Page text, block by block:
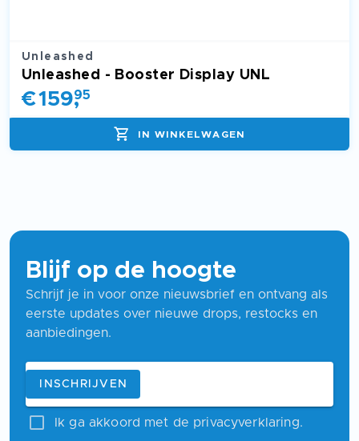
Unleashed
Unleashed - Booster Display UNL
€159,
95
IN WINKELWAGEN
Blijf op de hoogte
Schrijf je in voor onze nieuwsbrief en ontvang als
eerste updates over nieuwe drops, restocks en
aanbiedingen.
Blijf op de hoogte
E-mailadres
INSCHRIJVEN
Ik ga akkoord met de privacyverklaring.